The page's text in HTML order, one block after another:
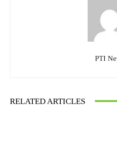
PTI
RELATED ARTICLES